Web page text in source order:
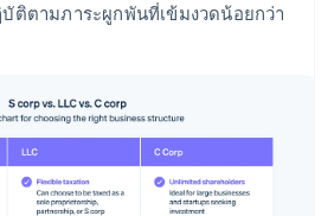
ติตามภาระผูกพันที่เข้มงวดน้อยกว่า